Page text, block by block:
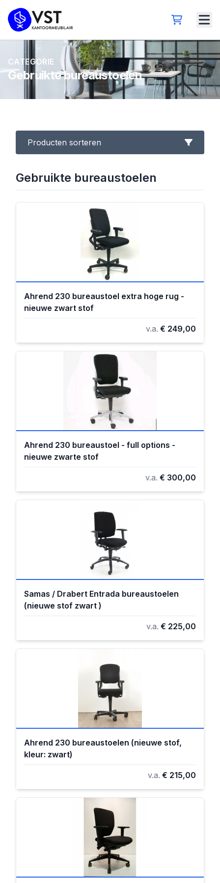
CATEGORIE
Gebruikte bureaustoelen
Producten sorteren
Gebruikte bureaustoelen
Ahrend 230 bureaustoel extra hoge rug -
nieuwe zwart stof
v.a. € 249,00
Ahrend 230 bureaustoel - full options -
nieuwe zwarte stof
v.a. € 300,00
Samas / Drabert Entrada bureaustoelen
(nieuwe stof zwart )
v.a. € 225,00
Ahrend 230 bureaustoelen (nieuwe stof,
kleur: zwart)
v.a. € 215,00